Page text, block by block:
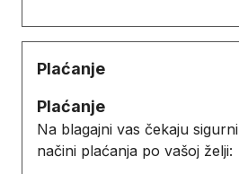
Plaćanje
Plaćanje
Na blagajni vas čekaju sigurni
načini plaćanja po vašoj želji: